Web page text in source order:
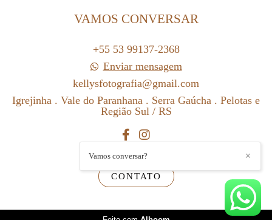
VAMOS CONVERSAR
+55 53 99137-2368
Enviar mensagem
kellysfotografia@gmail.com
Igrejinha . Vale do Paranhana . Serra Gaúcha . Pelotas e
Região Sul / RS
CONTATO
✕
Vamos conversar?